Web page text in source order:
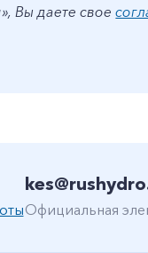
Вы даете свое
Официальная